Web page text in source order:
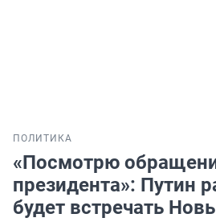
ПОЛИТИКА
«Посмотрю
президента»: Путин
будет встречать